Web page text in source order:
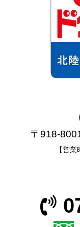
〒918-
【営